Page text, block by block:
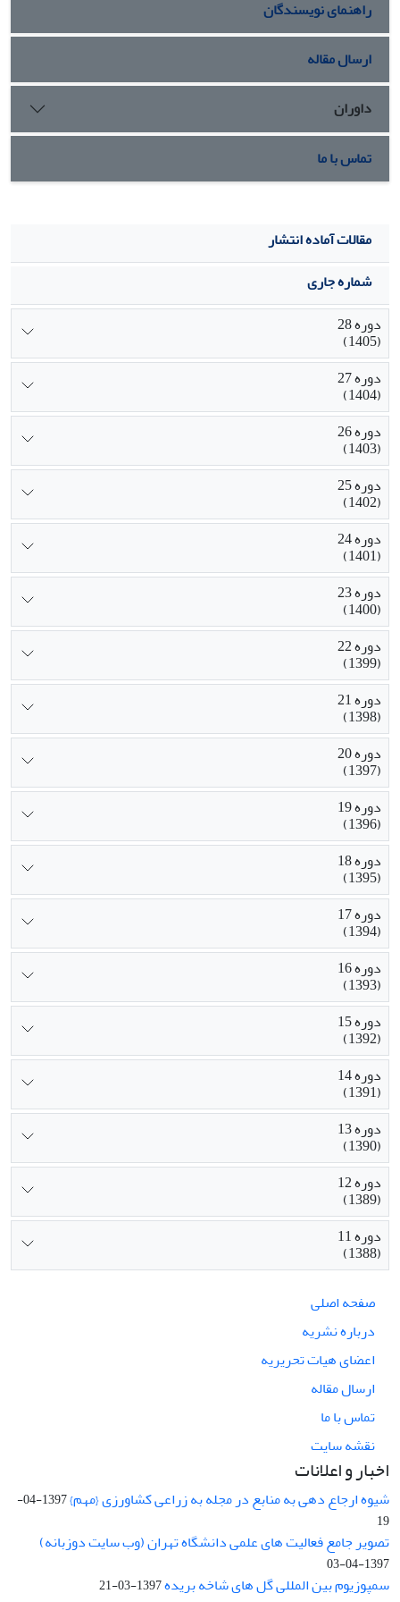
راهنمای نویسندگان
ارسال مقاله
داوران
تماس با ما
مقالات آماده انتشار
شماره جاری
دوره 28
(1405)
دوره 27
(1404)
دوره 26
(1403)
دوره 25
(1402)
دوره 24
(1401)
دوره 23
(1400)
دوره 22
(1399)
دوره 21
(1398)
دوره 20
(1397)
دوره 19
(1396)
دوره 18
(1395)
دوره 17
(1394)
دوره 16
(1393)
دوره 15
(1392)
دوره 14
(1391)
دوره 13
(1390)
دوره 12
(1389)
دوره 11
(1388)
صفحه اصلی
درباره نشریه
اعضای هیات تحریریه
ارسال مقاله
تماس با ما
نقشه سایت
اخبار و اعلانات
شیوه ارجاع دهی به منابع در مجله به زراعی کشاورزی {مهم}
1397-04-
19
تصویر جامع فعالیت های علمی دانشگاه تهران (وب سایت دوزبانه)
1397-04-03
سمپوزیوم بین المللی گل های شاخه بریده1397-03-21